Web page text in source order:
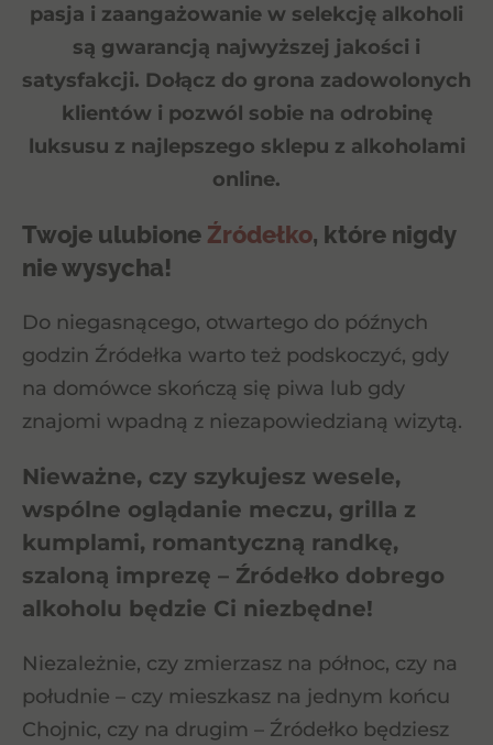
pasja i zaangażowanie w selekcję alkoholi
są gwarancją najwyższej jakości i
satysfakcji. Dołącz do grona zadowolonych
klientów i pozwól sobie na odrobinę
luksusu z najlepszego sklepu z alkoholami
online.
Twoje ulubione Źródełko, które nigdy
nie wysycha!
Do niegasnącego, otwartego do późnych
godzin Źródełka warto też podskoczyć, gdy
na domówce skończą się piwa lub gdy
znajomi wpadną z niezapowiedzianą wizytą.
Nieważne, czy szykujesz wesele,
wspólne oglądanie meczu, grilla z
kumplami, romantyczną randkę,
szaloną imprezę – Źródełko dobrego
alkoholu będzie Ci niezbędne!
Niezależnie, czy zmierzasz na północ, czy na
południe – czy mieszkasz na jednym końcu
Chojnic, czy na drugim – Źródełko będziesz